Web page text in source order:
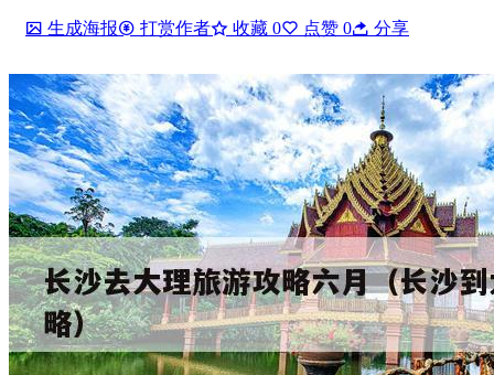
生成海报 打赏作者 收藏 0 点赞 0 分享